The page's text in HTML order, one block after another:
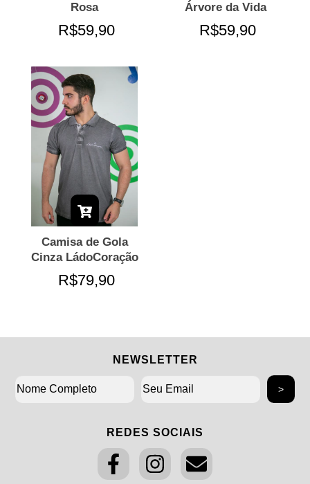
Rosa
R$59,90
Árvore da Vida
R$59,90
Camisa de Gola
Cinza LádoCoração
R$79,90
NEWSLETTER
REDES SOCIAIS